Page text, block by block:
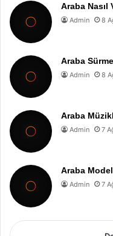
Araba Nasıl
Admin 8
Araba
Admin 8
Araba
Admin 7
Araba
Admin 7